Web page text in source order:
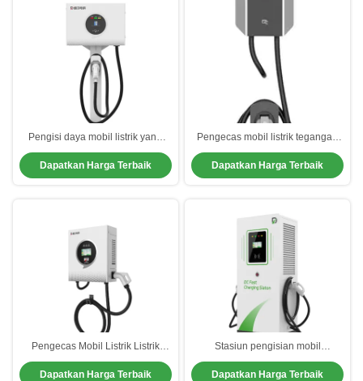
Pengisi daya mobil listrik yang
dapat disesuaikan arus 16A/32A
Kelembaban operasi Hingga 95%
Tidak kondensasi
Dapatkan Harga Terbaik
Pengecas mobil listrik tegangan
operasi 250V dengan efisiensi
konversi ≥99% dan arus nominal
16A/32A
Dapatkan Harga Terbaik
Pengecas Mobil Listrik Listrik
16A/32A Produk Alias GBT EV
Pengecas Cepat Mode Memulai
Dapatkan Harga Terbaik
Stasiun pengisian mobil
berkecepatan tinggi CCS 3 fase
pengisian mobil listrik
Dapatkan Harga Terbaik